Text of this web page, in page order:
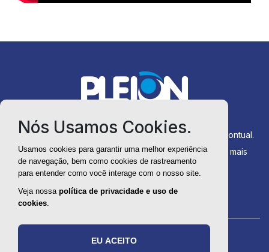
Produtos sempre disponíveis para entrega rápida e pontual.
Você compra direto da fábrica com menos custos e mais
agilidade no processo.
Nós Usamos Cookies.
Usamos cookies para garantir uma melhor experiência
de navegação, bem como cookies de rastreamento
para entender como você interage com o nosso site.
Veja nossa política de privacidade e uso de
cookies.
EU ACEITO